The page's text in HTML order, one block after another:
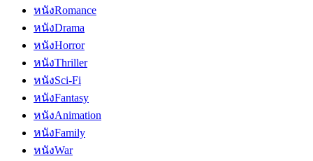
หนังRomance
หนังDrama
หนังHorror
หนังThriller
หนังSci-Fi
หนังFantasy
หนังAnimation
หนังFamily
หนังWar